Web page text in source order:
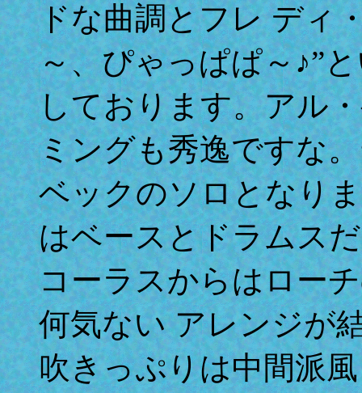
ドな曲調とフレ ディ
～、ぴゃっぱぱ～♪”
しております。アル
ミングも秀逸ですな
ベックのソロとなり
はベースとドラムス
コーラスからはロー
何気ない アレンジが
吹きっぷりは中間派